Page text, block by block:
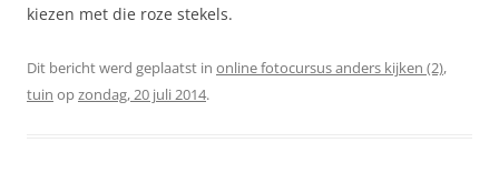
kiezen met die roze stekels.
Dit bericht werd geplaatst in online fotocursus anders kijken (2),
tuin opzondag, 20 juli 2014.